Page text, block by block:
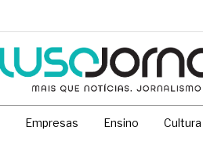
Empresas Ensino Cultura